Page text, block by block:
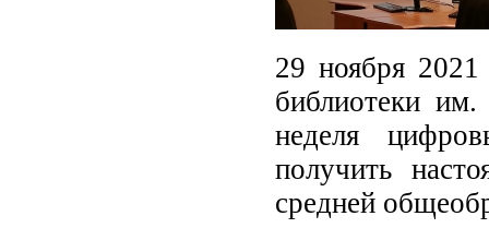
29 ноября 2021
библиотеки
неделя
получить
средней